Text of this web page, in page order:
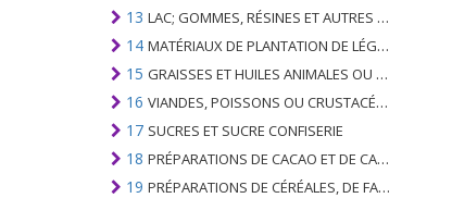
13 LAC; GOMMES, RÉSINES ET AUTRES SUCS ET EXTRAITS VÉGÉTAUX
14 MATÉRIAUX DE PLANTATION DE LÉGUMES; PRODUITS VÉGÉTAUX NON DÉNOMMÉS NI COMPRIS AILLEURS
15 GRAISSES ET HUILES ANIMALES OU VÉGÉTALES ET LEURS PRODUITS DE CLIVAGE; GRAISSES ANIMALES PRÉPARÉES; CIRES ANIMALES OU VÉGÉTALES
16 VIANDES, POISSONS OU CRUSTACÉS, MOLLUSQUES OU AUTRES INVERTÉBRÉS AQUATIQUES; PRÉPARATIONS DE CELLES-CI
17 SUCRES ET SUCRE CONFISERIE
18 PRÉPARATIONS DE CACAO ET DE CACAO
19 PRÉPARATIONS DE CÉRÉALES, DE FARINES, D'AMIDONS OU DE LAIT; PRODUITS DE PATISSERIE